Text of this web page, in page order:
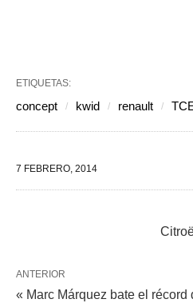
ETIQUETAS:
concept kwid renault
7 FEBRERO, 2014
ANTERIOR
« Marc Márquez bate el récord